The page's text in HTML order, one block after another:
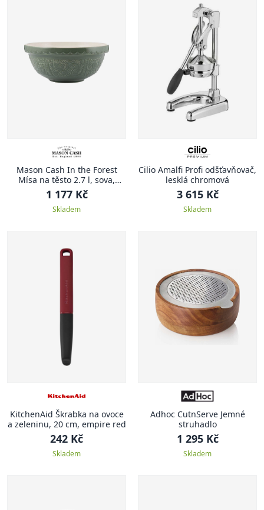
Mason Cash In the Forest
Mísa na těsto 2.7 l, sova,
zelená
1 177 Kč
Skladem
Cilio Amalfi Profi odšťavňovač,
lesklá chromová
3 615 Kč
Skladem
KitchenAid Škrabka na ovoce
a zeleninu, 20 cm, empire red
242 Kč
Skladem
Adhoc CutnServe Jemné
struhadlo
1 295 Kč
Skladem